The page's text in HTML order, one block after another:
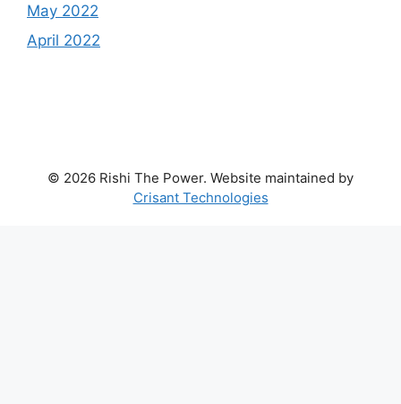
May 2022
April 2022
© 2026 Rishi The Power. Website maintained by
Crisant Technologies